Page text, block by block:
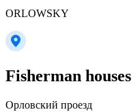
ORLOWSKY
Fisherman houses
Орловский проезд